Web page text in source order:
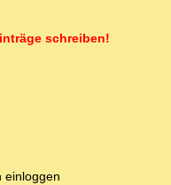
schreiben!
einloggen